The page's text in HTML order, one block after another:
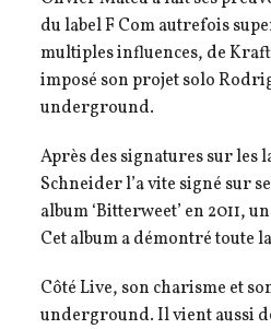
du label F Com autrefois
multiples influences, de
imposé son projet solo
underground.
Après des signatures sur les
Schneider l’a vite signé sur
album ‘Bitterweet’ en 2011,
Cet album a démontré toute
Côté Live, son charisme et
underground. Il vient aussi